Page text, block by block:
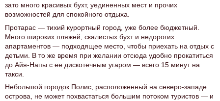
зато много красивых бухт, уединенных мест и прочих
возможностей для спокойного отдыха.
Протарас — тихий курортный город, уже более бюджетный.
Много широких пляжей, скалистых бухт и недорогих
апартаментов — подходящее место, чтобы приехать на отдых с
детьми. В то же время при желании отсюда удобно прокатиться
до Айя-Напы с ее дискотечным угаром — всего 15 минут на
такси.
Небольшой городок Полис, расположенный на северо-западе
острова, не может похвастаться большим потоком туристов — и